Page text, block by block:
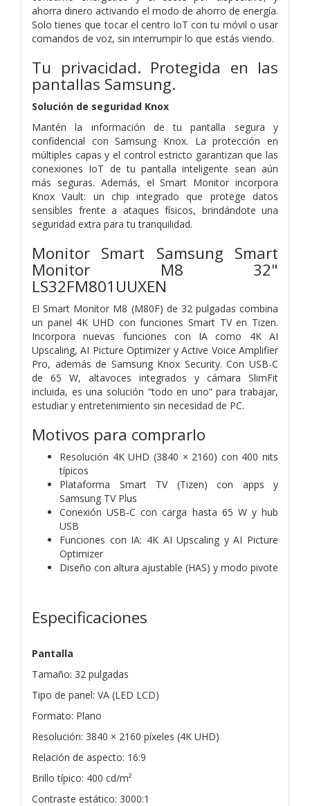
ahorra dinero activando el modo de ahorro de energía.
Solo tienes que tocar el centro IoT con tu móvil o usar
comandos de voz, sin interrumpir lo que estás viendo.
Tu privacidad. Protegida en las
pantallas Samsung.
Solución de seguridad Knox
Mantén la información de tu pantalla segura y
confidencial con Samsung Knox. La protección en
múltiples capas y el control estricto garantizan que las
conexiones IoT de tu pantalla inteligente sean aún
más seguras. Además, el Smart Monitor incorpora
Knox Vault: un chip integrado que protege datos
sensibles frente a ataques físicos, brindándote una
seguridad extra para tu tranquilidad.
Monitor Smart Samsung Smart
Monitor M8 32"
LS32FM801UUXEN
El Smart Monitor M8 (M80F) de 32 pulgadas combina
un panel 4K UHD con funciones Smart TV en Tizen.
Incorpora nuevas funciones con IA como 4K AI
Upscaling, AI Picture Optimizer y Active Voice Amplifier
Pro, además de Samsung Knox Security. Con USB-C
de 65 W, altavoces integrados y cámara SlimFit
incluida, es una solución “todo en uno” para trabajar,
estudiar y entretenimiento sin necesidad de PC.
Motivos para comprarlo
Resolución 4K UHD (3840 × 2160) con 400 nits
típicos
Plataforma Smart TV (Tizen) con apps y
Samsung TV Plus
Conexión USB-C con carga hasta 65 W y hub
USB
Funciones con IA: 4K AI Upscaling y AI Picture
Optimizer
Diseño con altura ajustable (HAS) y modo pivote
Especificaciones
Pantalla
Tamaño: 32 pulgadas
Tipo de panel: VA (LED LCD)
Formato: Plano
Resolución: 3840 × 2160 píxeles (4K UHD)
Relación de aspecto: 16:9
Brillo típico: 400 cd/m²
Contraste estático: 3000:1